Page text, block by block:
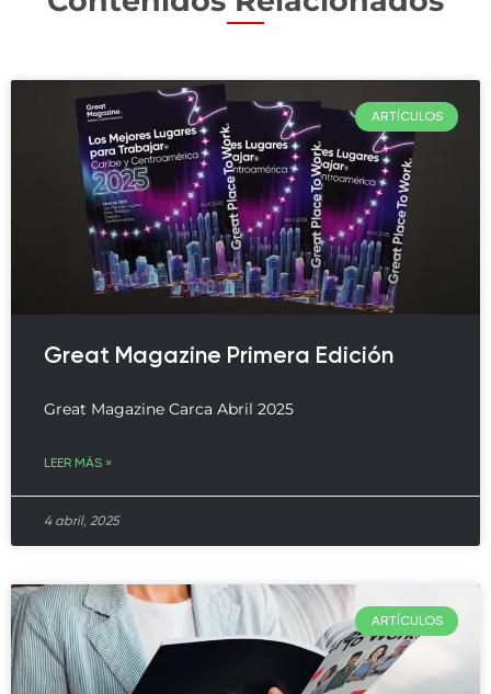
ARTÍCULOS
Great Magazine Primera Edición
Great Magazine Carca Abril 2025
LEER MÁS »
4 abril, 2025
ARTÍCULOS